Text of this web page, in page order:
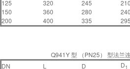
125
320 245 210
150
360 280 240
200
400 335 295
Q941Y 型 （PN25） 型法兰
DN
L D D1